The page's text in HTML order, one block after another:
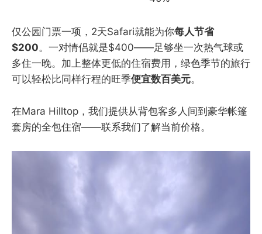
仅公园门票一项，2天Safari就能为你每人节省
$200。一对情侣就是$400——足够坐一次热气球或
多住一晚。加上整体更低的住宿费用，绿色季节的旅行
可以轻松比同样行程的旺季便宜数百美元。
在Mara Hilltop，我们提供从背包客多人间到豪华帐篷
套房的全包住宿——联系我们了解当前价格。